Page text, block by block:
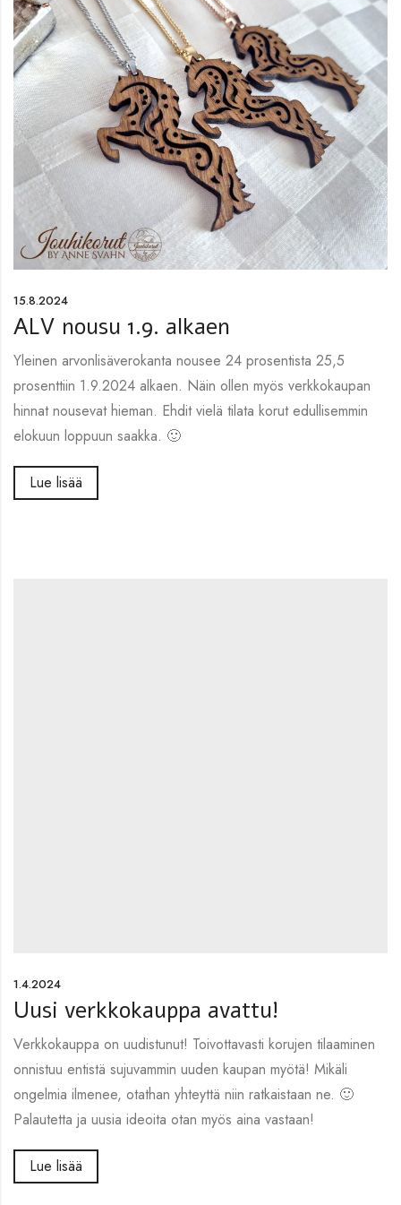
15.8.2024
ALV nousu 1.9. alkaen
Yleinen arvonlisäverokanta nousee 24 prosentista 25,5
prosenttiin 1.9.2024 alkaen. Näin ollen myös verkkokaupan
hinnat nousevat hieman. Ehdit vielä tilata korut edullisemmin
elokuun loppuun saakka. 🙂
Lue lisää
1.4.2024
Uusi verkkokauppa avattu!
Verkkokauppa on uudistunut! Toivottavasti korujen tilaaminen
onnistuu entistä sujuvammin uuden kaupan myötä! Mikäli
ongelmia ilmenee, otathan yhteyttä niin ratkaistaan ne. 🙂
Palautetta ja uusia ideoita otan myös aina vastaan!
Lue lisää